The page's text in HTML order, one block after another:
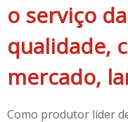
o serviço
qualidade,
mercado,
Como produtor líder